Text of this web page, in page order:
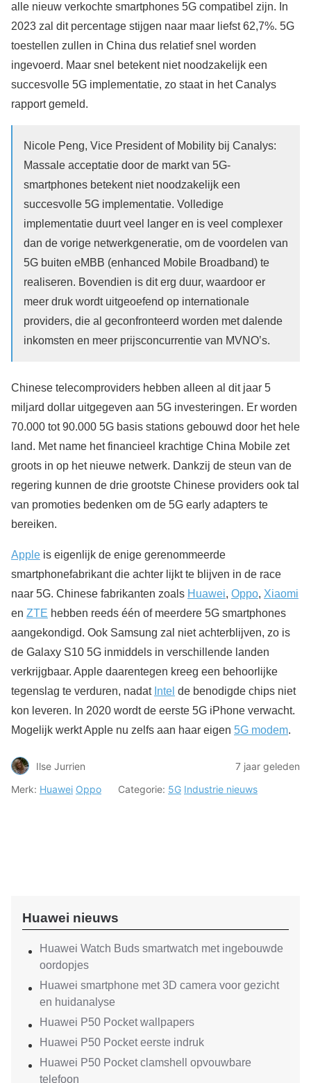
alle nieuw verkochte smartphones 5G compatibel zijn. In
2023 zal dit percentage stijgen naar maar liefst 62,7%. 5G
toestellen zullen in China dus relatief snel worden
ingevoerd. Maar snel betekent niet noodzakelijk een
succesvolle 5G implementatie, zo staat in het Canalys
rapport gemeld.
Nicole Peng, Vice President of Mobility bij Canalys:
Massale acceptatie door de markt van 5G-
smartphones betekent niet noodzakelijk een
succesvolle 5G implementatie. Volledige
implementatie duurt veel langer en is veel complexer
dan de vorige netwerkgeneratie, om de voordelen van
5G buiten eMBB (enhanced Mobile Broadband) te
realiseren. Bovendien is dit erg duur, waardoor er
meer druk wordt uitgeoefend op internationale
providers, die al geconfronteerd worden met dalende
inkomsten en meer prijsconcurrentie van MVNO’s.
Chinese telecomproviders hebben alleen al dit jaar 5
miljard dollar uitgegeven aan 5G investeringen. Er worden
70.000 tot 90.000 5G basis stations gebouwd door het hele
land. Met name het financieel krachtige China Mobile zet
groots in op het nieuwe netwerk. Dankzij de steun van de
regering kunnen de drie grootste Chinese providers ook tal
van promoties bedenken om de 5G early adapters te
bereiken.
Apple is eigenlijk de enige gerenommeerde
smartphonefabrikant die achter lijkt te blijven in de race
naar 5G. Chinese fabrikanten zoals Huawei, Oppo, Xiaomi
en ZTE hebben reeds één of meerdere 5G smartphones
aangekondigd. Ook Samsung zal niet achterblijven, zo is
de Galaxy S10 5G inmiddels in verschillende landen
verkrijgbaar. Apple daarentegen kreeg een behoorlijke
tegenslag te verduren, nadat Intel de benodigde chips niet
kon leveren. In 2020 wordt de eerste 5G iPhone verwacht.
Mogelijk werkt Apple nu zelfs aan haar eigen 5G modem.
Ilse Jurrien
7 jaar geleden
Merk: Huawei Oppo Categorie: 5G Industrie nieuws
Huawei nieuws
Huawei Watch Buds smartwatch met ingebouwde
oordopjes
Huawei smartphone met 3D camera voor gezicht
en huidanalyse
Huawei P50 Pocket wallpapers
Huawei P50 Pocket eerste indruk
Huawei P50 Pocket clamshell opvouwbare
telefoon